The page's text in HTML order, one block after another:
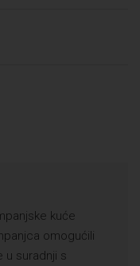
kuće
omogućili
u suradnji s